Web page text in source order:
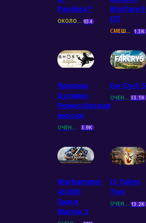
Pandora™
ОКОЛО ПОЛОЖИТЕЛЬНЫЕ 934
Warfare®
III
СМЕШАННЫЕ 1.3К
Призрак
Цусимы:
Режиссёрская
версия
3.9К
Far Cry® 5
33.1К
Warhammer
40,000:
Space
Marine 2
It Takes
Two
ОЧЕНЬ ПОЛОЖИТЕЛЬНЫЕ 13.2К